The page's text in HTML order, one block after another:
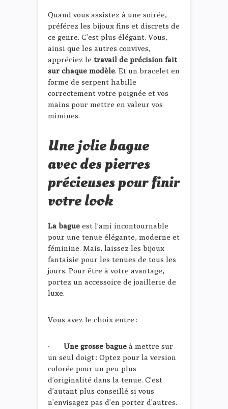
Quand vous assistez à une soirée,
préférez les bijoux fins et discrets de
ce genre. C’est plus élégant. Vous,
ainsi que les autres convives,
appréciez le travail de précision fait
sur chaque modèle. Et un bracelet en
forme de serpent habille
correctement votre poignée et vos
mains pour mettre en valeur vos
mimines.
Une jolie bague
avec des pierres
précieuses pour finir
votre look
La bague est l’ami incontournable
pour une tenue élégante, moderne et
féminine. Mais, laissez les bijoux
fantaisie pour les tenues de tous les
jours. Pour être à votre avantage,
portez un accessoire de joaillerie de
luxe.
Vous avez le choix entre :
· Une grosse bague à mettre sur
un seul doigt : Optez pour la version
colorée pour un peu plus
d’originalité dans la tenue. C’est
d’autant plus conseillé si vous
n’envisagez pas d’en porter d’autres.